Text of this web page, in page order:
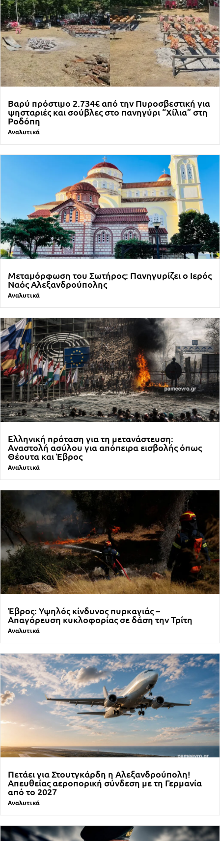
Βαρύ πρόστιμο 2.734€ από την Πυροσβεστική για
ψησταριές και σούβλες στο πανηγύρι “Χίλια” στη
Ροδόπη
Αναλυτικά
Μεταμόρφωση του Σωτήρος: Πανηγυρίζει ο Ιερός
Ναός Αλεξανδρούπολης
Αναλυτικά
Ελληνική πρόταση για τη μετανάστευση:
Αναστολή ασύλου για απόπειρα εισβολής όπως
Θέουτα και Έβρος
Αναλυτικά
Έβρος: Υψηλός κίνδυνος πυρκαγιάς –
Απαγόρευση κυκλοφορίας σε δάση την Τρίτη
Αναλυτικά
Πετάει για Στουτγκάρδη η Αλεξανδρούπολη!
Απευθείας αεροπορική σύνδεση με τη Γερμανία
από το 2027
Αναλυτικά